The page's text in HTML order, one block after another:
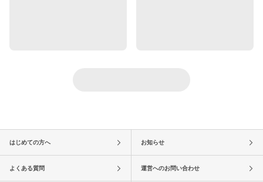
はじめての方へ お知らせ
よくある質問 運営へのお問い合わせ